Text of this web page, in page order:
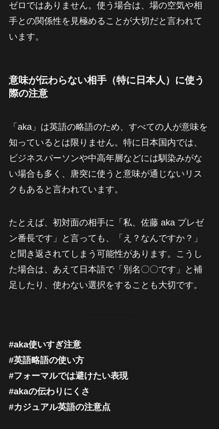
ゼロではありません。使う場合は、場の空気や相
手との関係性を見極めることが大切だと言われて
います。
意味が伝わらない相手（特に日本人）に使う
際の注意
「aka」は英語の略語のため、すべての人が意味を
知っているとは限りません。特に日本国内では、
ビジネスパーソンや中高年層などには馴染みがな
い場合も多く、唐突に使うと意味が通じないリス
クもあると言われています。
たとえば、初対面の相手に「私、佐藤 aka プレゼ
ン番長です」と言っても、「え？なんですか？」
と聞き返されてしまう可能性があります。こうし
た場合は、あえて日本語で「別名〇〇です」と補
足したり、使わない選択をすることも大切です。
#aka使いすぎ注意
#英語略語の使い方
#フォーマルでは避けたい表現
#akaの伝わりにくさ
#カジュアル英語の注意点